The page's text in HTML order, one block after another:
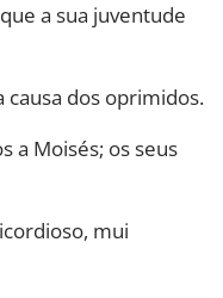
a sua juventude
causa dos oprimidos.
a Moisés; os seus
mui